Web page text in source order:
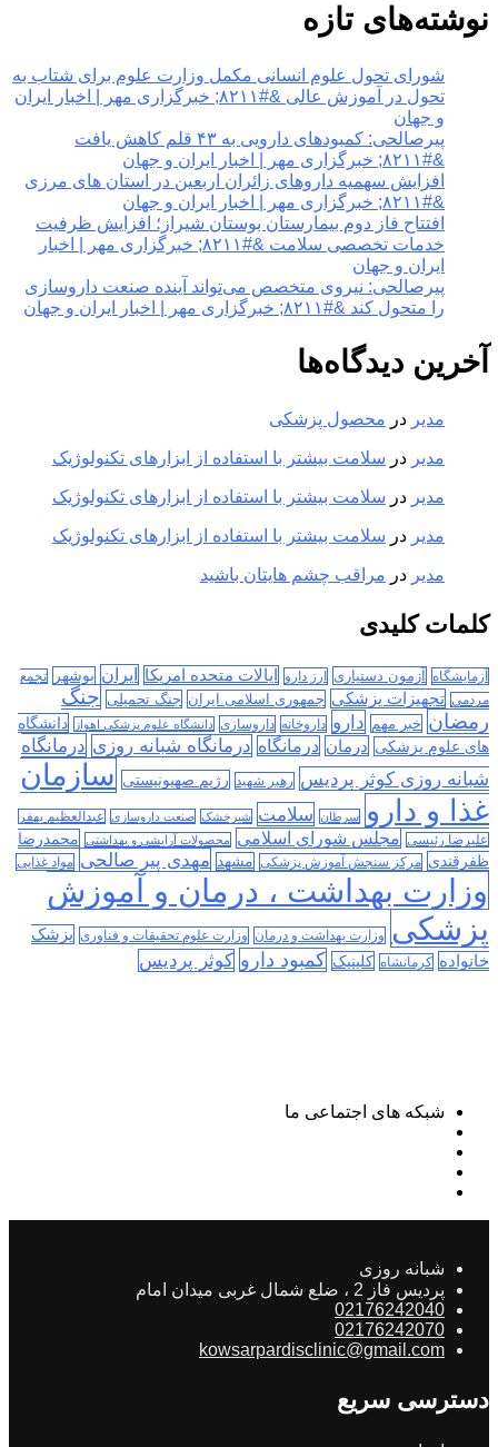
نوشته‌های تازه
شورای تحول علوم انسانی مکمل وزارت علوم برای شتاب به
تحول در آموزش عالی &#۸۲۱۱; خبرگزاری مهر | اخبار ایران
و جهان
پیرصالحی: کمبودهای دارویی به ۴۳ قلم کاهش یافت
&#۸۲۱۱; خبرگزاری مهر | اخبار ایران و جهان
افزایش سهمیه داروهای زائران اربعین در استان های مرزی
&#۸۲۱۱; خبرگزاری مهر | اخبار ایران و جهان
افتتاح فاز دوم بیمارستان بوستان شیراز؛ افزایش ظرفیت
خدمات تخصصی سلامت &#۸۲۱۱; خبرگزاری مهر | اخبار
ایران و جهان
پیرصالحی: نیروی متخصص می‌تواند آینده صنعت داروسازی
را متحول کند &#۸۲۱۱; خبرگزاری مهر | اخبار ایران و جهان
آخرین دیدگاه‌ها
مدیر در محصول پزشکی
مدیر در سلامت بیشتر با استفاده از ابزارهای تکنولوژیک
مدیر در سلامت بیشتر با استفاده از ابزارهای تکنولوژیک
مدیر در سلامت بیشتر با استفاده از ابزارهای تکنولوژیک
مدیر در مراقب چشم هایتان باشید
کلمات کلیدی
آزمایشگاه آزمون دستیاری ارز دارو ایالات متحده امریکا ایران بوشهر
تجمع
مردمی تجهیزات پزشکی جمهوری اسلامی ایران جنگ تحمیلی جنگ
رمضان خبر مهم دارو داروخانه داروسازی دانشگاه علوم پزشکی اهواز
دانشگاه
های علوم پزشکی درمان درمانگاه درمانگاه شبانه روزی درمانگاه
شبانه روزی کوثر پردیس رهبر شهید رژیم صهیونیستی سازمان
غذا و دارو
سرطان سلامت شیرخشک صنعت داروسازی عبدالعظیم بهفر
علیرضا رئیسی مجلس شورای اسلامی محصولات آرایشی و بهداشتی محمدرضا
ظفرقندی مرکز سنجش آموزش پزشکی مشهد مهدی پیر صالحی مواد غذایی
وزارت بهداشت ، درمان و آموزش
پزشکی وزارت بهداشت و درمان وزارت علوم تحقیقات و فناوری پزشک
خانواده کرمانشاه کلینیک کمبود دارو کوثر پردیس
شبکه های اجتماعی ما
شبانه روزی
پردیس فاز 2 ، ضلع شمال غربی میدان امام
02176242040
02176242070
kowsarpardisclinic@gmail.com
دسترسی سریع